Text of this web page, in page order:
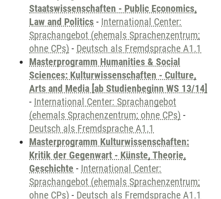
Staatswissenschaften - Public Economics,
Law and Politics - International Center:
Sprachangebot (ehemals Sprachenzentrum;
ohne CPs) - Deutsch als Fremdsprache A1.1
Masterprogramm Humanities & Social
Sciences: Kulturwissenschaften - Culture,
Arts and Media [ab Studienbeginn WS 13/14]
- International Center: Sprachangebot
(ehemals Sprachenzentrum; ohne CPs) -
Deutsch als Fremdsprache A1.1
Masterprogramm Kulturwissenschaften:
Kritik der Gegenwart - Künste, Theorie,
Geschichte - International Center:
Sprachangebot (ehemals Sprachenzentrum;
ohne CPs) - Deutsch als Fremdsprache A1.1